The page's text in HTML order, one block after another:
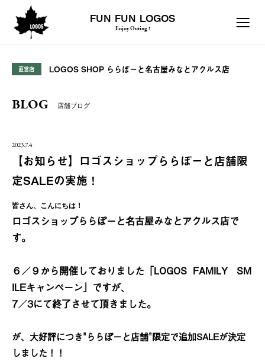
FUN FUN LOGOS
Enjoy Outing !
直営店 LOGOS SHOP ららぽーと名古屋みなとアクルス店
BLOG 店舗ブログ
2023.7.4
【お知らせ】ロゴスショップららぽーと店舗限
定SALEの実施！
皆さん、こんにちは！
ロゴスショップららぽーと名古屋みなとアクルス店で
す。
６／９から開催しておりました「LOGOS FAMILY SM
ILEキャンペーン」ですが、
7／3にて終了させて頂きました。
が、大好評につき"ららぽーと店舗"限定で追加SALEが決定
しました！！